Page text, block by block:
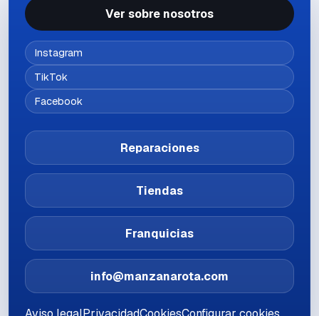
Ver sobre nosotros
Instagram
TikTok
Facebook
Reparaciones
Tiendas
Franquicias
info@manzanarota.com